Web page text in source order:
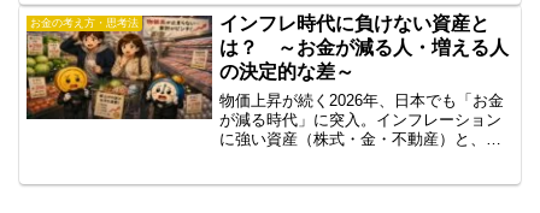
お金の考え方・思考法
インフレ時代に負けない資産と
は？ ～お金が減る人・増える人
の決定的な差～
物価上昇が続く2026年、日本でも「お金
が減る時代」に突入。インフレーション
に強い資産（株式・金・不動産）と、本